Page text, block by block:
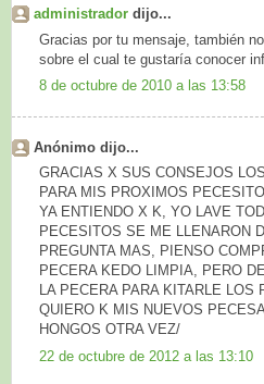
administrador dijo...
Gracias por tu mensaje, también
sobre el cual te gustaría conocer
8 de octubre de 2010 a las 13:58
Anónimo dijo...
GRACIAS X SUS CONSEJOS
PARA MIS PROXIMOS
YA ENTIENDO X K, YO LAVE
PECESITOS SE ME LLENARON
PREGUNTA MAS, PIENSO
PECERA KEDO LIMPIA, PERO
LA PECERA PARA KITARLE LOS
QUIERO K MIS NUEVOS
HONGOS OTRA VEZ/
22 de octubre de 2012 a las 13:10